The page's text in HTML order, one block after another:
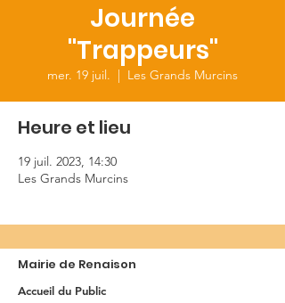
Journée
"Trappeurs"
mer. 19 juil.
  |
Les Grands Murcins
Heure et lieu
19 juil. 2023, 14:30
Les Grands Murcins
Mairie de Renaison
Accueil du Public